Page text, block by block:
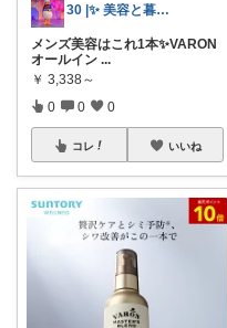
30 |✨ 美容と暮らしのROOM
メンズ美容はこれ1本✨VARON
オールイン ...
￥ 3,338～
0 0 0
コレ いいね